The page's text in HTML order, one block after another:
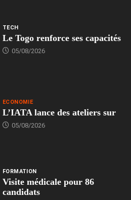
TECH
Le Togo renforce ses capacités
05/08/2026
ECONOMIE
L’IATA lance des ateliers sur
05/08/2026
FORMATION
Visite médicale pour 86
candidats